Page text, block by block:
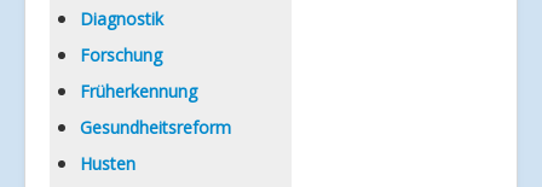
Diagnostik
Forschung
Früherkennung
Gesundheitsreform
Husten